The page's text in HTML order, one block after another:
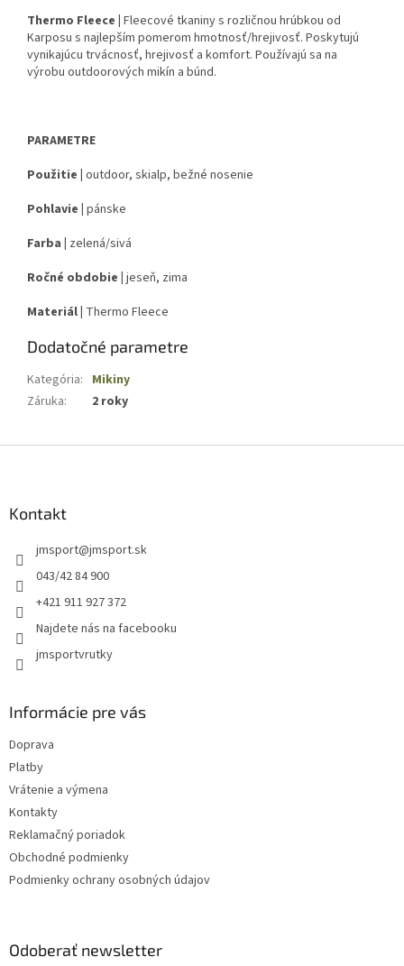
Thermo Fleece | Fleecové tkaniny s rozličnou hrúbkou od
Karposu s najlepším pomerom hmotnosť/hrejivosť. Poskytujú
vynikajúcu trvácnosť, hrejivosť a komfort. Používajú sa na
výrobu outdoorových mikín a búnd.
PARAMETRE
Použitie | outdoor, skialp, bežné nosenie
Pohlavie | pánske
Farba | zelená/sivá
Ročné obdobie | jeseň, zima
Materiál | Thermo Fleece
Dodatočné parametre
Kategória: Mikiny
Záruka: 2 roky
Kontakt
jmsport@jmsport.sk
043/42 84 900
+421 911 927 372
Najdete nás na facebooku
jmsportvrutky
Informácie pre vás
Doprava
Platby
Vrátenie a výmena
Kontakty
Reklamačný poriadok
Obchodné podmienky
Podmienky ochrany osobných údajov
Odoberať newsletter